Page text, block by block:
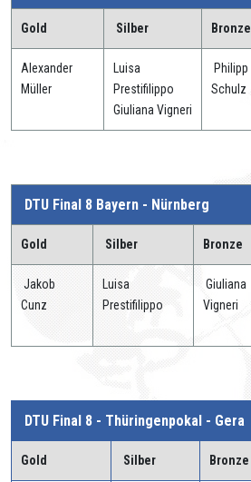
Gold Silber Bronze
Alexander
Müller
Luisa
Prestifilippo
Giuliana Vigneri
Philipp
Schulz
DTU Final 8 Bayern - Nürnberg
Gold Silber Bronze
Jakob
Cunz
Luisa
Prestifilippo
Giuliana
Vigneri
DTU Final 8 - Thüringenpokal - Gera
Gold Silber Bronze